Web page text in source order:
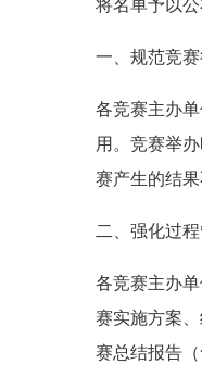
将名单予以
一、规范竞
各竞赛主办
用。竞赛举
赛产生的结
二、强化过
各竞赛主办
赛实施方案
赛总结报告